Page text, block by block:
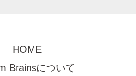
HOME
Brainsについて